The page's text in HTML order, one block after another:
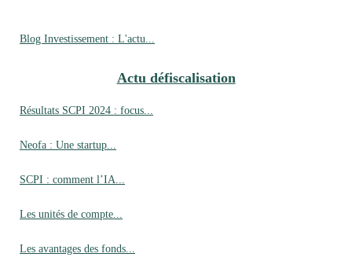
Blog Investissement : L'actu...
Actu défiscalisation
Résultats SCPI 2024 : focus...
Neofa : Une startup...
SCPI : comment l’IA...
Les unités de compte...
Les avantages des fonds...